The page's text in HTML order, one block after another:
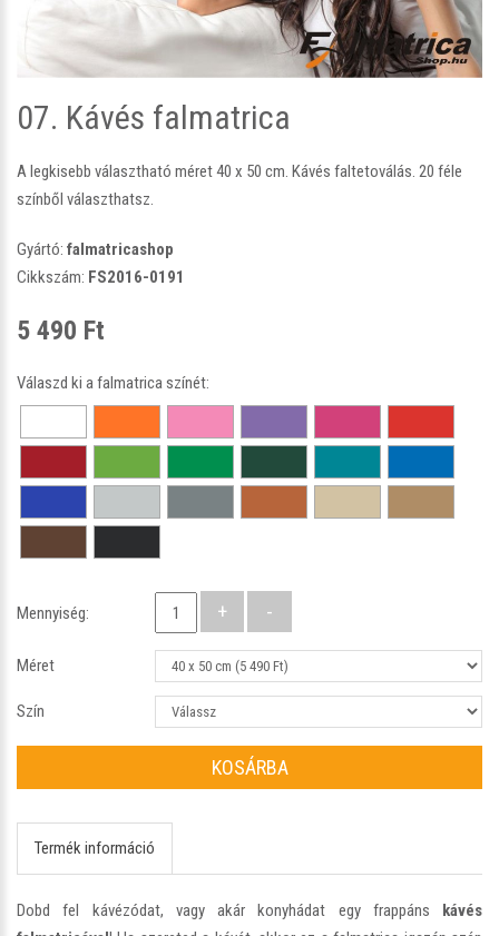
07. Kávés falmatrica
A legkisebb választható méret 40 x 50 cm. Kávés faltetoválás. 20 féle
színből választhatsz.
Gyártó: falmatricashop
Cikkszám: FS2016-0191
5 490 Ft
Válaszd ki a falmatrica színét:
Mennyiség:
Méret
Szín
KOSÁRBA
Termék információ
Dobd fel kávézódat, vagy akár konyhádat egy frappáns kávés